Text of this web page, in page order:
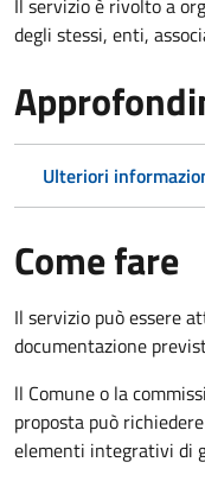
Il servizio è rivolto a
degli stessi, enti,
Ulteriori
Come fare
Il servizio può essere
documentazione
ll Comune o la
proposta può
elementi integrativi di